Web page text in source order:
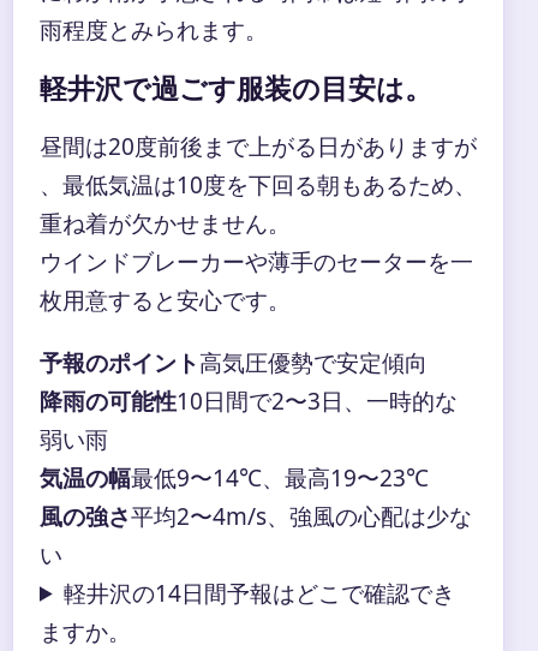
雨程度とみられます。
軽井沢で過ごす服装の目安は。
昼間は20度前後まで上がる日がありますが
、最低気温は10度を下回る朝もあるため、
重ね着が欠かせません。
ウインドブレーカーや薄手のセーターを一
枚用意すると安心です。
予報のポイント高気圧優勢で安定傾向
降雨の可能性10日間で2〜3日、一時的な
弱い雨
気温の幅最低9〜14℃、最高19〜23℃
風の強さ平均2〜4m/s、強風の心配は少な
い
軽井沢の14日間予報はどこで確認でき
ますか。